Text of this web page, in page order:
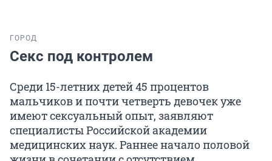
ГОРОД
Секс под контролем
Среди 15-летних детей 45 процентов
мальчиков и почти четверть девочек уже
имеют сексуальный опыт, заявляют
специалисты Российской академии
медицинских наук. Раннее начало половой